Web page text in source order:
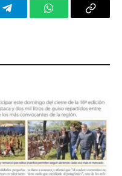
TelegramWhatsAppCopy